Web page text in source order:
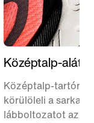
Középtalp-
Középtalp-
körülöleli a sarkat
lábboltozatot az